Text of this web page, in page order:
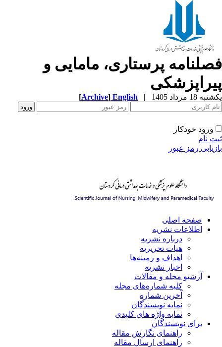
پرستاری، مامایی و
18 مرداد 1405 |
English
[Archive]
ورود خودکار
نام
رمز عبور
صفحه اصلی
اطلاعات نشریه
درباره نشریه
هیات تحریریه
اهداف و زمینه‌ها
اخبار نشریه
آرشیو مجله و مقالات
کلیه شماره‌های مجله
آخرین شماره
نمایه نویسندگان
نمایه واژه های کلیدی
برای نویسندگان
راهنمای نگارش مقاله
راهنمای ارسال مقاله